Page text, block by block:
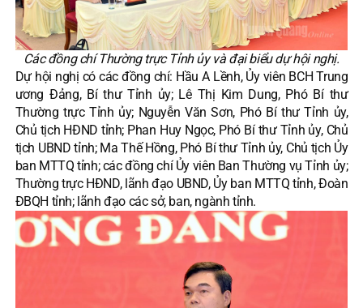
Các đồng chí Thường trực Tỉnh ủy và đại biểu dự hội nghị.
Dự hội nghị có các đồng chí: Hầu A Lềnh, Ủy viên BCH Trung
ương Đảng, Bí thư Tỉnh ủy; Lê Thị Kim Dung, Phó Bí thư
Thường trực Tỉnh ủy; Nguyễn Văn Sơn, Phó Bí thư Tỉnh ủy,
Chủ tịch HĐND tỉnh; Phan Huy Ngọc, Phó Bí thư Tỉnh ủy, Chủ
tịch UBND tỉnh; Ma Thế Hồng, Phó Bí thư Tỉnh ủy, Chủ tịch Ủy
ban MTTQ tỉnh; các đồng chí Ủy viên Ban Thường vụ Tỉnh ủy;
Thường trực HĐND, lãnh đạo UBND, Ủy ban MTTQ tỉnh, Đoàn
ĐBQH tỉnh; lãnh đạo các sở, ban, ngành tỉnh.